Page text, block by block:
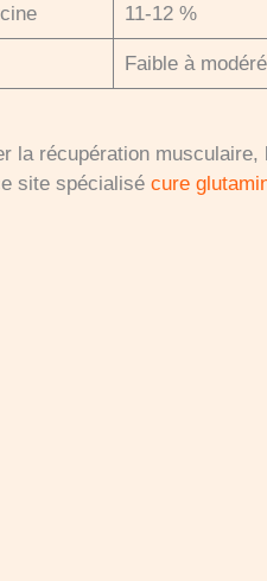
11-12 %
Faible à
la récupération
site spécialisécure